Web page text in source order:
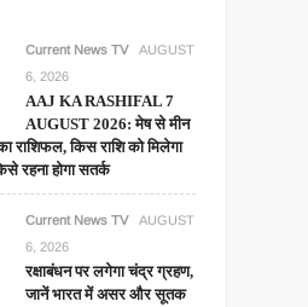
Current News TV
AUGUST
6, 2026
AAJ KA RASHIFAL 7
AUGUST 2026: मेष से मीन
किस राशि को मिलेगा
रहना होगा सतर्क
Current News TV
AUGUST
6, 2026
रक्षाबंधन पर लगेगा चंद्र ग्रहण,
जानें भारत में असर और सूतक